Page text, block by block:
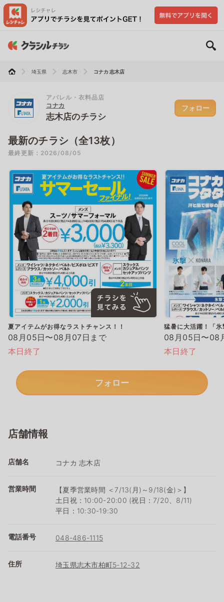
埼玉県 志木市 コナカ 志木店
アパレル・衣料品店
コナカ
志木店のチラシ
フォロー
最新のチラシ（全13枚）
最終更新：2026/08/05
夏アイテムがお得なラストチャンス！！
08月05日〜08月07日まで
本日終了
猛暑に大活躍！「
08月05日〜08
本日終了
フォロー
店舗情報
店舗名 コナカ 志木店
営業時間
【夏季営業時間 ＜7/13(月)～9/18(金)＞】
土日祝：10:00-20:00 (祝日：7/20、8/11)
平日：10:30-19:30
電話番号 048-486-1115
住所 埼玉県志木市柏町5-12-32